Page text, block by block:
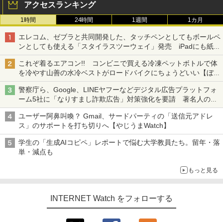
アクセスランキング
1時間 24時間 1週間 1カ月
エレコム、ゼブラと共同開発した、タッチペンとしてもボールペ
ンとしても使える「スタイラスツーウェイ」発売 iPadにも紙に
も、持ち替えずに書き込める
これぞ着るエアコン!! コンビニで買える冷凍ペットボトルで体
を冷やす山善の水冷ベストがロードバイクにちょうどいい【ぼっ
ち・ざ・ろーど！その14】【空いた時間でなにしてる？】
警察庁ら、Google、LINEヤフーなどデジタル広告プラットフォ
ーム5社に「なりすまし詐欺広告」対策強化を要請 著名人の写
真や映像を使った投資詐欺などへの対策として
ユーザー阿鼻叫喚？ Gmail、サードパーティの「送信元アドレ
ス」のサポートを打ち切りへ【やじうまWatch】
学生の「生成AIコピペ」レポートで悩む大学教員たち。留年・落
単・減点も
もっと見る
INTERNET Watch をフォローする